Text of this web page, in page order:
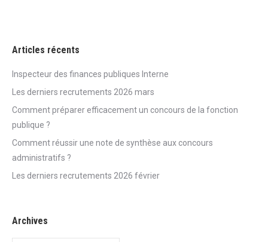
Articles récents
Inspecteur des finances publiques Interne
Les derniers recrutements 2026 mars
Comment préparer efficacement un concours de la fonction
publique ?
Comment réussir une note de synthèse aux concours
administratifs ?
Les derniers recrutements 2026 février
Archives